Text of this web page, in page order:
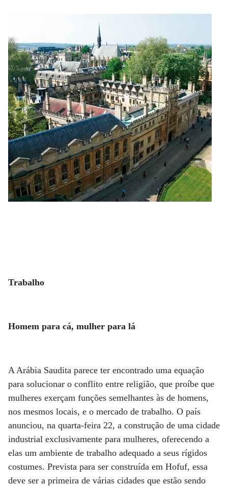
Trabalho
Homem para cá, mulher para lá
A Arábia Saudita parece ter encontrado uma equação
para solucionar o conflito entre religião, que proíbe que
mulheres exerçam funções semelhantes às de homens,
nos mesmos locais, e o mercado de trabalho. O país
anunciou, na quarta-feira 22, a construção de uma cidade
industrial exclusivamente para mulheres, oferecendo a
elas um ambiente de trabalho adequado a seus rígidos
costumes. Prevista para ser construída em Hofuf, essa
deve ser a primeira de várias cidades que estão sendo